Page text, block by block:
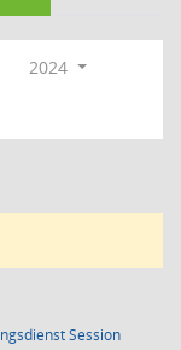
2024
Session(Wird in